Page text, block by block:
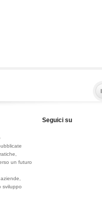
un futuro
sviluppo
Seguici su